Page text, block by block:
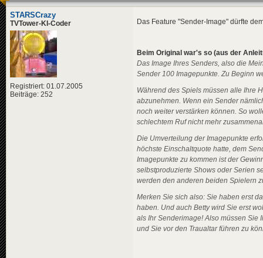
STARSCrazy
TVTower-KI-Coder
Registriert: 01.07.2005
Beiträge: 252
Das Feature "Sender-Image" dürfte
Beim Original war's so (aus der
Das Image Ihres Senders, also die
Sender 100 Imagepunkte. Zu Beginn
Während des Spiels müssen alle Ihre
abzunehmen. Wenn ein Sender
noch weiter verstärken können. So
schlechtem Ruf nicht mehr
Die Umverteilung der Imagepunkte
höchste Einschaltquote hatte, dem
Imagepunkte zu kommen ist der
selbstproduzierte Shows oder Serien
werden den anderen beiden Spielern
Merken Sie sich also: Sie haben erst
haben. Und auch Betty wird Sie erst
als Ihr Senderimage! Also müssen Sie
und Sie vor den Traualtar führen zu